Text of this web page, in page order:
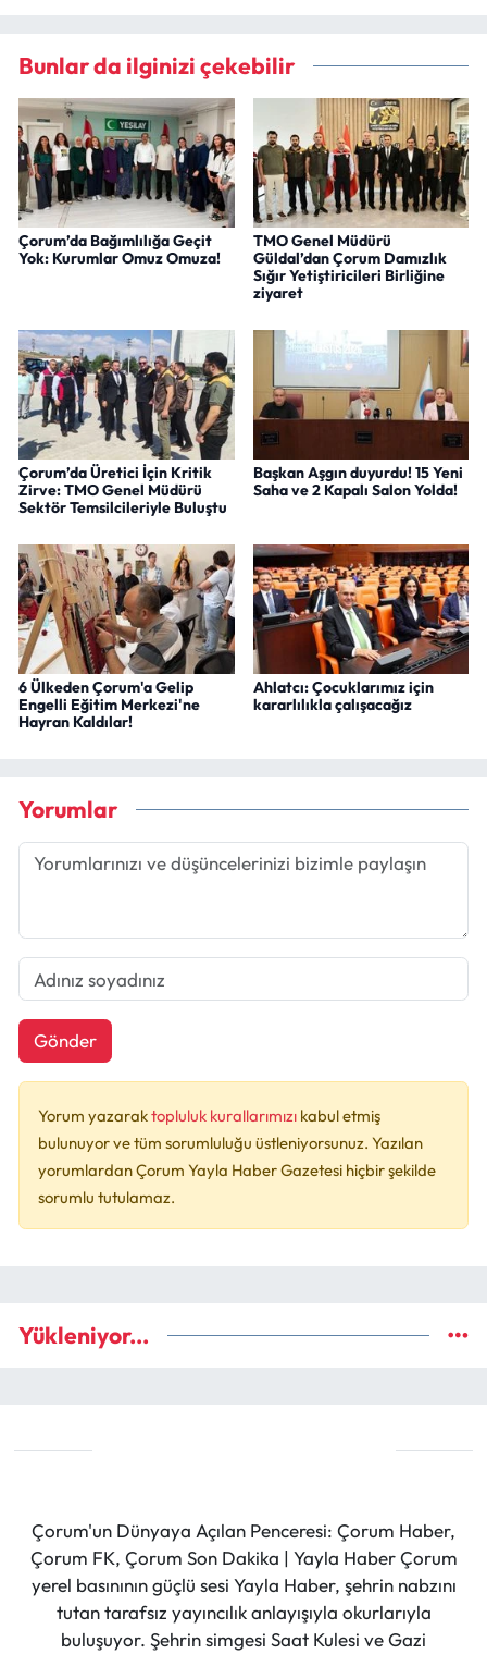
Bunlar da ilginizi çekebilir
Çorum’da Bağımlılığa Geçit
Yok: Kurumlar Omuz Omuza!
TMO Genel Müdürü
Güldal’dan Çorum Damızlık
Sığır Yetiştiricileri Birliğine
ziyaret
Çorum’da Üretici İçin Kritik
Zirve: TMO Genel Müdürü
Sektör Temsilcileriyle Buluştu
Başkan Aşgın duyurdu! 15 Yeni
Saha ve 2 Kapalı Salon Yolda!
6 Ülkeden Çorum'a Gelip
Engelli Eğitim Merkezi'ne
Hayran Kaldılar!
Ahlatcı: Çocuklarımız için
kararlılıkla çalışacağız
Yorumlar
Gönder
Yorum yazaraktopluluk kurallarımızı kabul etmiş
bulunuyor ve tüm sorumluluğu üstleniyorsunuz. Yazılan
yorumlardan Çorum Yayla Haber Gazetesi hiçbir şekilde
sorumlu tutulamaz.
Yükleniyor...
Çorum'un Dünyaya Açılan Penceresi: Çorum Haber,
Çorum FK, Çorum Son Dakika | Yayla Haber Çorum
yerel basınının güçlü sesi Yayla Haber, şehrin nabzını
tutan tarafsız yayıncılık anlayışıyla okurlarıyla
buluşuyor. Şehrin simgesi Saat Kulesi ve Gazi